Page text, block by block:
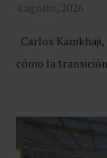
4 agosto, 2026
Carlos
cómo la